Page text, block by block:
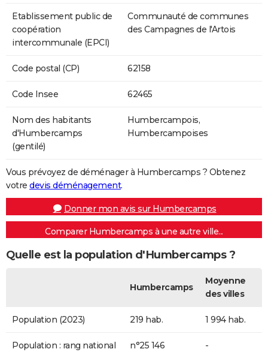
Etablissement public de
coopération
intercommunale (EPCI)
Communauté de communes
des Campagnes de l'Artois
Code postal (CP) 62158
Code Insee 62465
Nom des habitants
d'Humbercamps
(gentilé)
Humbercampois,
Humbercampoises
Vous prévoyez de déménager à Humbercamps ? Obtenez
votre devis déménagement.
Donner mon avis sur Humbercamps
Comparer Humbercamps à une autre ville...
Quelle est la population d'Humbercamps ?
Humbercamps
Moyenne
des villes
Population (2023) 219 hab. 1 994 hab.
Population : rang national
n°25 146 -